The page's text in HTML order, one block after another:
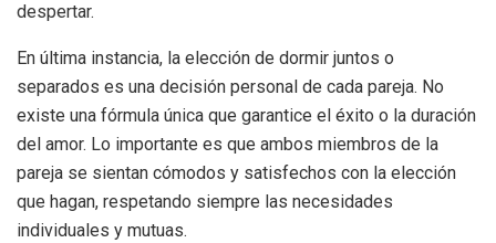
despertar.
En última instancia, la elección de dormir juntos o
separados es una decisión personal de cada pareja. No
existe una fórmula única que garantice el éxito o la duración
del amor. Lo importante es que ambos miembros de la
pareja se sientan cómodos y satisfechos con la elección
que hagan, respetando siempre las necesidades
individuales y mutuas.